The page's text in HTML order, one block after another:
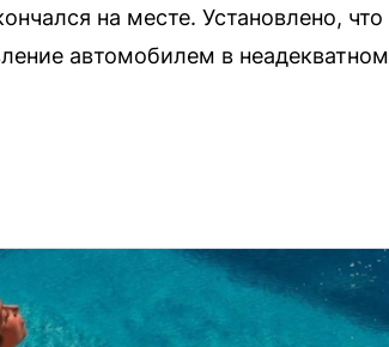
на месте. Установлено, что
автомобилем в неадекватном